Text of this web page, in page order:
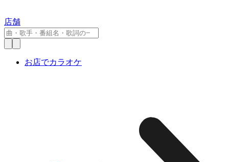
店舗
お店でカラオケ